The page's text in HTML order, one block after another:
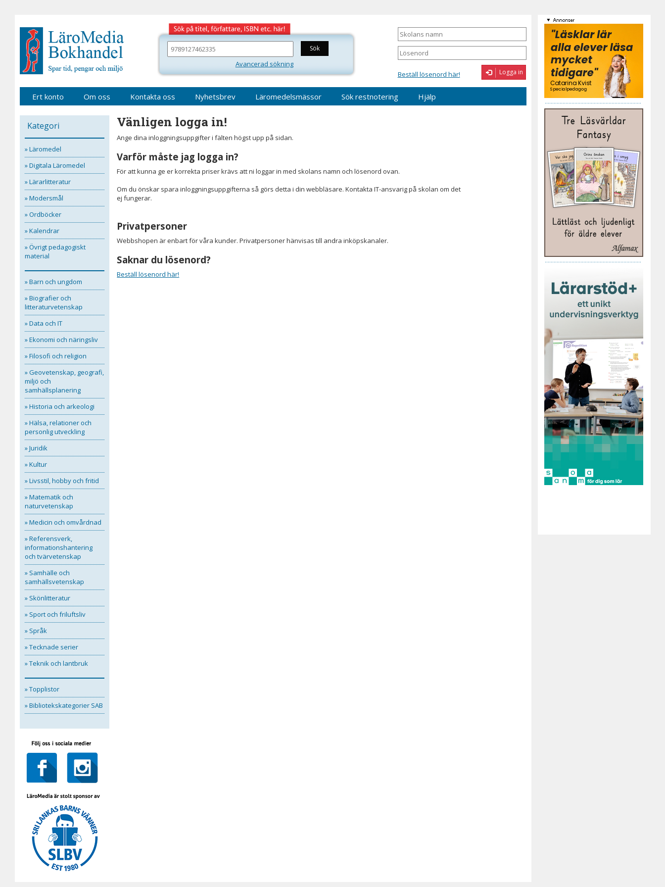
Skolans
namn
Lösenord
Beställ lösenord här! Logga in
Sök
bland
våra
Avancerad sökning
Ert konto Om oss Kontakta oss Nyhetsbrev Läromedelsmässor Sök restnotering Hjälp
Kategori
» Läromedel
» Digitala Läromedel
» Lärarlitteratur
» Modersmål
» Ordböcker
» Kalendrar
» Övrigt pedagogiskt
material
» Barn och ungdom
» Biografier och
litteraturvetenskap
» Data och IT
» Ekonomi och näringsliv
» Filosofi och religion
» Geovetenskap, geografi,
miljö och
samhällsplanering
» Historia och arkeologi
» Hälsa, relationer och
personlig utveckling
» Juridik
» Kultur
» Livsstil, hobby och fritid
» Matematik och
naturvetenskap
» Medicin och omvårdnad
» Referensverk,
informationshantering
och tvärvetenskap
» Samhälle och
samhällsvetenskap
» Skönlitteratur
» Sport och friluftsliv
» Språk
» Tecknade serier
» Teknik och lantbruk
» Topplistor
» Bibliotekskategorier SAB
Vänligen logga in!
Ange dina inloggningsuppgifter i fälten högst upp på sidan.
Varför måste jag logga in?
För att kunna ge er korrekta priser krävs att ni loggar in med skolans namn och lösenord ovan.
Om du önskar spara inloggningsuppgifterna så görs detta i din webbläsare. Kontakta IT-ansvarig på skolan om det
ej fungerar.
Privatpersoner
Webbshopen är enbart för våra kunder. Privatpersoner hänvisas till andra inköpskanaler.
Saknar du lösenord?
Beställ lösenord här!